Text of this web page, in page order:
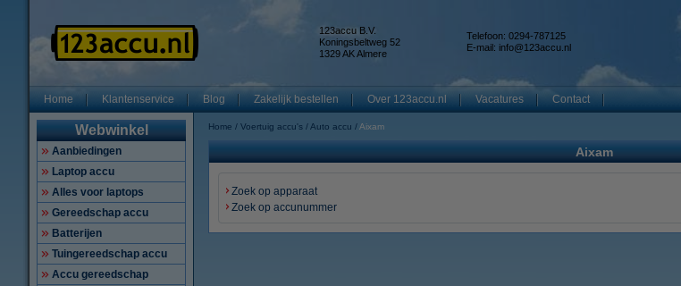
123accu B.V.
Koningsbeltweg 52
1329 AK Almere
Telefoon: 0294-787125
E-mail: info@123accu.nl
Home Klantenservice Blog Zakelijk bestellen Over 123accu.nl Vacatures Contact
Webwinkel
Aanbiedingen
Laptop accu
Alles voor laptops
Gereedschap accu
Batterijen
Tuingereedschap accu
Accu gereedschap
Home Voertuig accu's Auto accu Aixam
Aixam
Zoek op apparaat
Zoek op accunummer